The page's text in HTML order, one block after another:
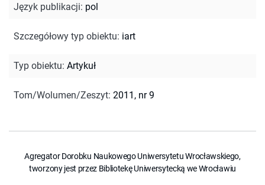
Język publikacji: pol
Szczegółowy typ obiektu: iart
Typ obiektu: Artykuł
Tom/Wolumen/Zeszyt: 2011, nr 9
Agregator Dorobku Naukowego Uniwersytetu Wrocławskiego,
tworzony jest przez Bibliotekę Uniwersytecką we Wrocławiu